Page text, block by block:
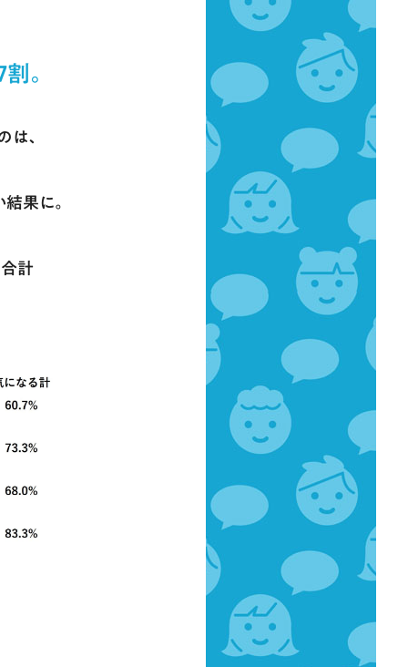
。
は、
果に。
合計